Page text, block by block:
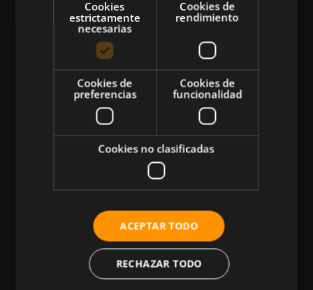
CATEGORÍAS
Atletismo
Musculación
Más Deportes
Cookies
estrictamente
necesarias
Cookies de
rendimiento
Cookies de
preferencias
Cookies de
funcionalidad
Cookies no clasificadas
ACEPTAR TODO
RECHAZAR TODO